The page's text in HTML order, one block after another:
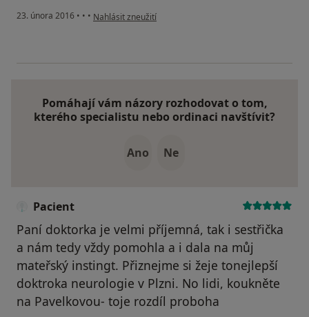
23. února 2016 • • • podle názoru uživatele Váš účet byl odstraněn
Nahlásit zneužití
Pomáhají vám názory rozhodovat o tom,
kterého specialistu nebo ordinaci navštívit?
Ano Ne
Pacient
Paní doktorka je velmi příjemná, tak i sestřička
a nám tedy vždy pomohla a i dala na můj
mateřský instingt. Přiznejme si žeje tonejlepší
doktroka neurologie v Plzni. No lidi, koukněte
na Pavelkovou- toje rozdíl proboha